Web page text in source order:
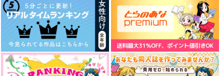
愛とかいろいろあるところ あなたは俺の運命でしょ！！
うたの☆プリンスさまっ♪HE
★VENSドラマCD「BLACK G
ARDEN-memento-」 cloud nine(古川 慎盤)/古川慎